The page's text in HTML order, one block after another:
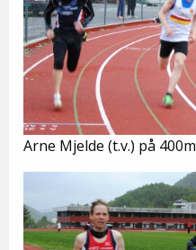
Arne Mjelde (t.v.) på 400m